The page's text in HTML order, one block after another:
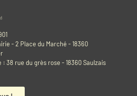
- 2 Place du Marché - 18360
: 38 rue du grès rose - 18360 Saulzais